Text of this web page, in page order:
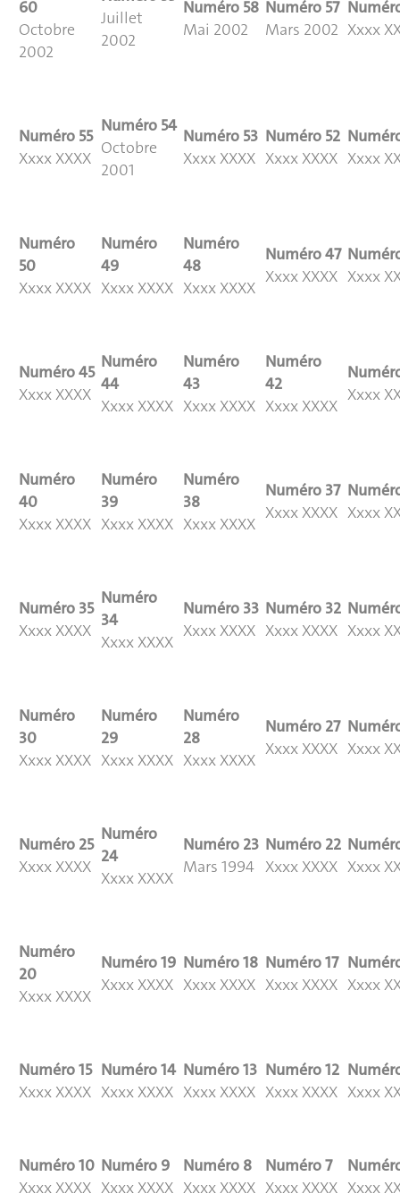
60
Octobre
2002
Juillet
2002
Numéro 58
Mai 2002
Numéro 57
Mars 2002 Xxxx
Numéro 55
Xxxx XXXX
Numéro 54
Octobre
2001
Numéro 53
Xxxx XXXX
Numéro 52
Xxxx XXXX Xxxx
Numéro
50
Xxxx XXXX
Numéro
49
Xxxx XXXX
Numéro
48
Xxxx XXXX
Numéro47
Xxxx XXXX Xxxx
Numéro45
Xxxx XXXX
Numéro
44
Xxxx XXXX
Numéro
43
Xxxx XXXX
Numéro
42
Xxxx XXXX
Xxxx
Numéro
40
Xxxx XXXX
Numéro
39
Xxxx XXXX
Numéro
38
Xxxx XXXX
Numéro 37
Xxxx XXXX Xxxx
Numéro 35
Xxxx XXXX
Numéro
34
Xxxx XXXX
Numéro 33
Xxxx XXXX
Numéro 32
Xxxx XXXX Xxxx
Numéro
30
Xxxx XXXX
Numéro
29
Xxxx XXXX
Numéro
28
Xxxx XXXX
Numéro 27
Xxxx XXXX Xxxx
Numéro 25
Xxxx XXXX
Numéro
24
Xxxx XXXX
Numéro 23
Mars 1994
Numéro 22
Xxxx XXXX Xxxx
Numéro
20
Xxxx XXXX
Numéro19
Xxxx XXXX
Numéro18
Xxxx XXXX
Numéro17
Xxxx XXXX Xxxx
Numéro15
Xxxx XXXX
Numéro14
Xxxx XXXX
Numéro13
Xxxx XXXX
Numéro12
Xxxx XXXX Xxxx
Numéro10
Xxxx XXXX
Numéro 9
Xxxx XXXX
Numéro 8
Xxxx XXXX
Numéro7
Xxxx XXXX Xxxx